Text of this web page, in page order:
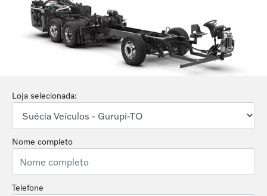
Loja selecionada:
Nome completo
Telefone
Anterior